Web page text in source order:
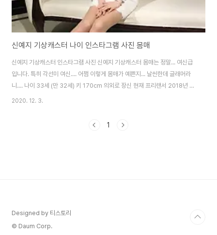
신예지 기상캐스터 나이 인스타그램 사진 몸매
신예지 기상캐스터 인스타그램 사진 신예지 기상캐스터 몸매는 정말... 여신급
입니다. 특히 각선미 여신.... 어쩜 이렇게 몸매가 예쁜지... 날씬한데 글래머라
니.... 나이 33세 (만 32세) 키 170cm 의외로 장신 현재 프리랜서 2018년 11
월 7일 일본산 bcg백신에 비소가 기준치 이상 함유되어 있어서 회수 조치가
의 회수는 하지 않는다. 한국에서는 유료로 접종하는 경피용 bcg가 회수되자,
2020. 12. 3.
1
Designed by 티스토리
© Daum Corp.